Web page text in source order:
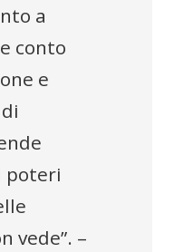
a
conto
e
poteri
vede”. –